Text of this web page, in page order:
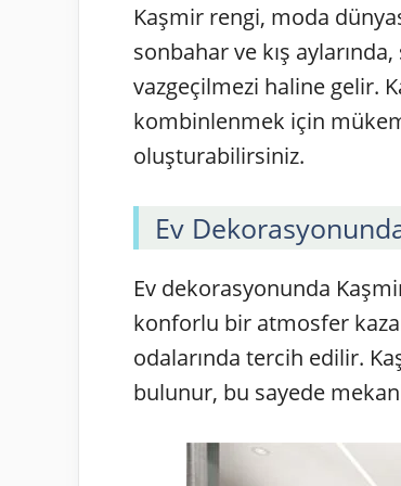
Kaşmir rengi, moda
sonbahar ve kış
vazgeçilmezi haline gelir.
kombinlenmek için
oluşturabilirsiniz.
Ev
Ev dekorasyonunda
konforlu bir atmosfer
odalarında tercih edilir.
bulunur, bu sayede